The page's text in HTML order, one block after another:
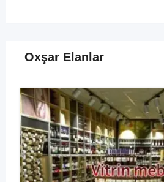
Oxşar Elanlar